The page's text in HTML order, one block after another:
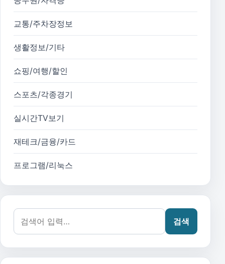
교통/주차장정보
생활정보/기타
쇼핑/여행/할인
스포츠/각종경기
실시간TV보기
재테크/금융/카드
프로그램/리눅스
검색어:
검색